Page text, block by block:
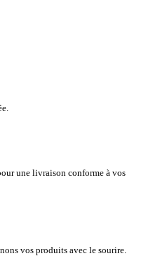
une livraison conforme à vos
vos produits avec le sourire.